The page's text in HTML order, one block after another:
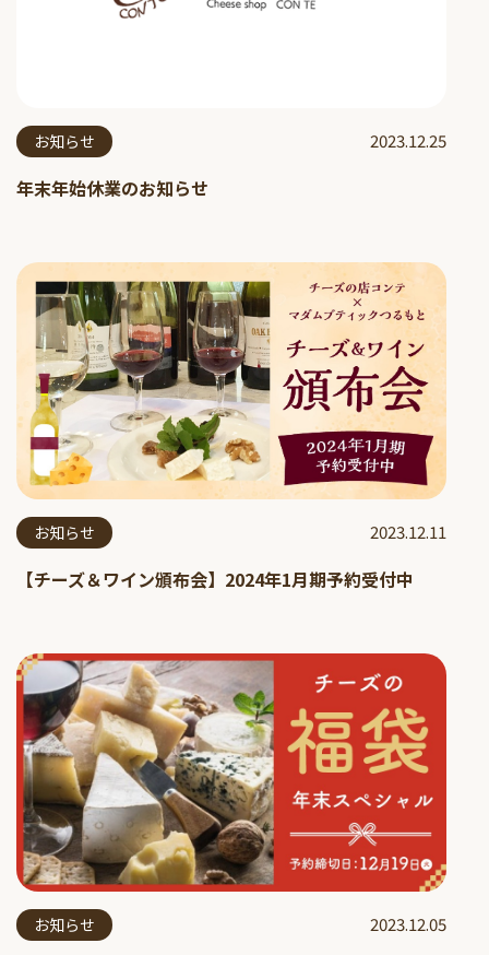
お知らせ 2023.12.25
年末年始休業のお知らせ
お知らせ 2023.12.11
【チーズ＆ワイン頒布会】2024年1月期予約受付中
お知らせ 2023.12.05